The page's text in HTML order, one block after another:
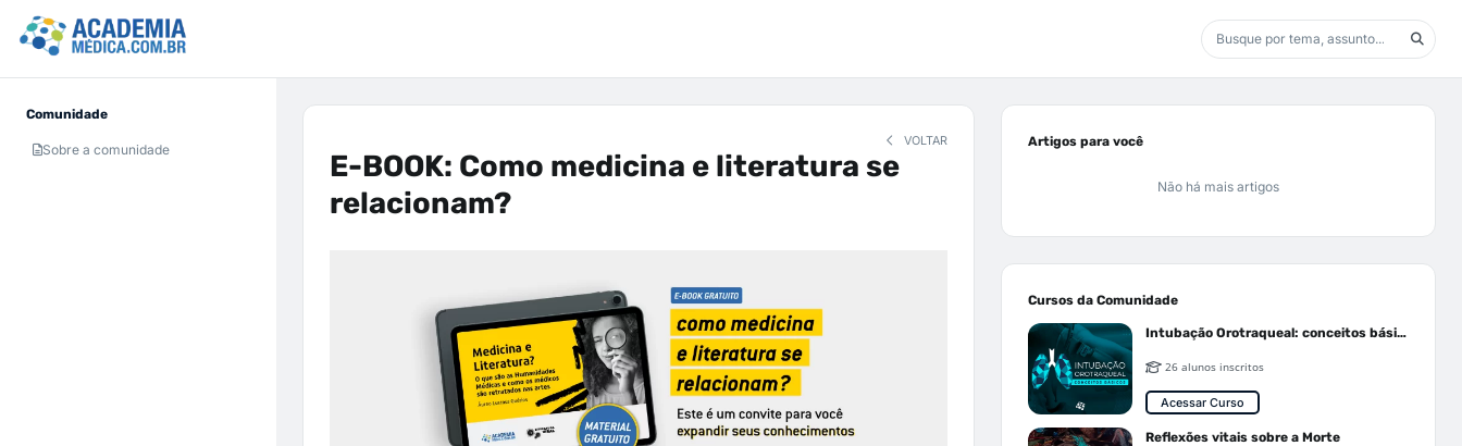
Comunidade
Sobre a comunidade
VOLTAR
E-BOOK: Como medicina e literatura se
relacionam?
Artigos para você
Não há mais artigos
Cursos da Comunidade
Intubação Orotraqueal: conceitos básicos
26 alunos inscritos
Acessar Curso
Reflexões vitais sobre a Morte